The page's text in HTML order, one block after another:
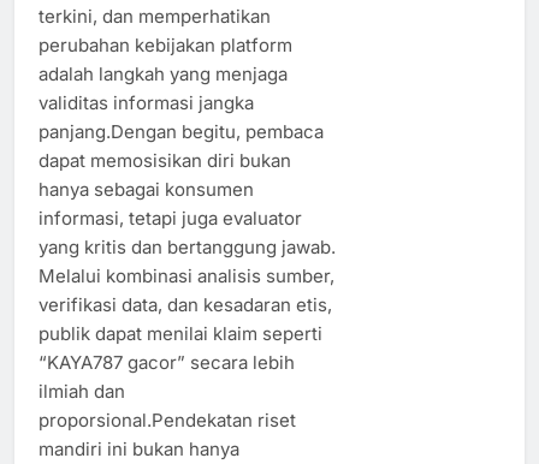
terkini, dan memperhatikan
perubahan kebijakan platform
adalah langkah yang menjaga
validitas informasi jangka
panjang.Dengan begitu, pembaca
dapat memosisikan diri bukan
hanya sebagai konsumen
informasi, tetapi juga evaluator
yang kritis dan bertanggung jawab.
Melalui kombinasi analisis sumber,
verifikasi data, dan kesadaran etis,
publik dapat menilai klaim seperti
“KAYA787 gacor” secara lebih
ilmiah dan
proporsional.Pendekatan riset
mandiri ini bukan hanya